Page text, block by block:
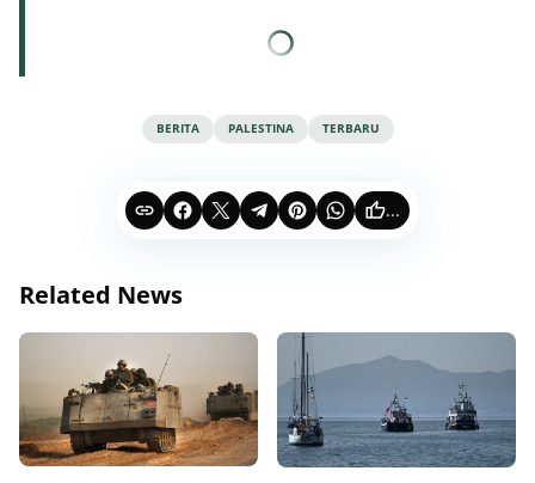
BERITA PALESTINA TERBARU
...
Related News